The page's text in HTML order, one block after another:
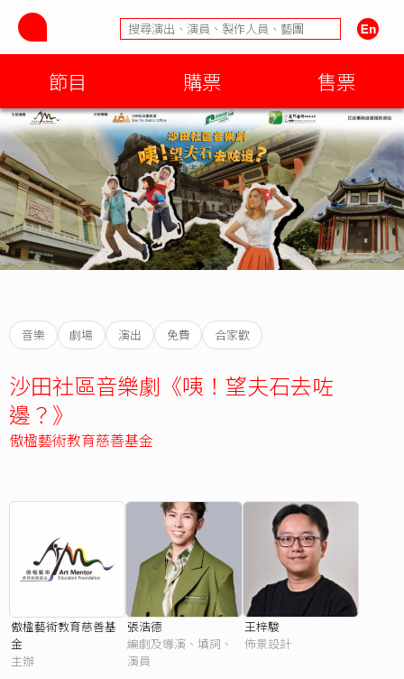
節目 購票 售票
音樂 劇場 演出 免費 合家歡
沙田社區音樂劇《咦！望夫石去咗
邊？》
傲楹藝術教育慈善基金
傲楹藝術教育慈善基
金
主辦
張浩德
編劇及導演、填詞、
演員
王梓駿
佈景設計